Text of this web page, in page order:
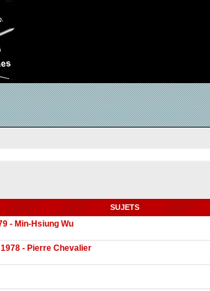
SUJETS
- Min-Hsiung Wu
- Pierre Chevalier